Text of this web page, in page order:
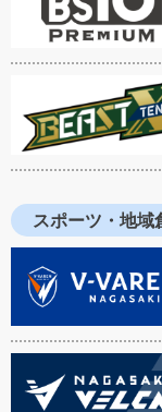
スポーツ・地域